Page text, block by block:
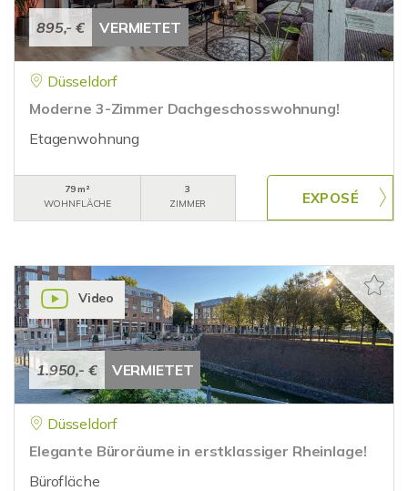
895,- € VERMIETET
Düsseldorf
Moderne 3-Zimmer Dachgeschosswohnung!
Etagenwohnung
79 m²
WOHNFLÄCHE
3
ZIMMER
1.950,- € VERMIETET
Video
Düsseldorf
Elegante Büroräume in erstklassiger Rheinlage!
Bürofläche